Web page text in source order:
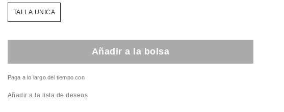
TALLA UNICA
Añadir a la bolsa
Paga a lo largo del tiempo con
Añadir a la lista de deseos